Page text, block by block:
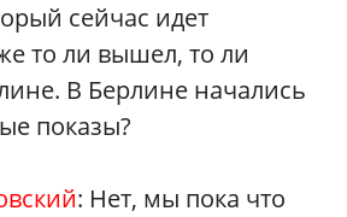
сейчас идет
то ли вышел, то ли
В Берлине начались
показы?
: Нет, мы пока что